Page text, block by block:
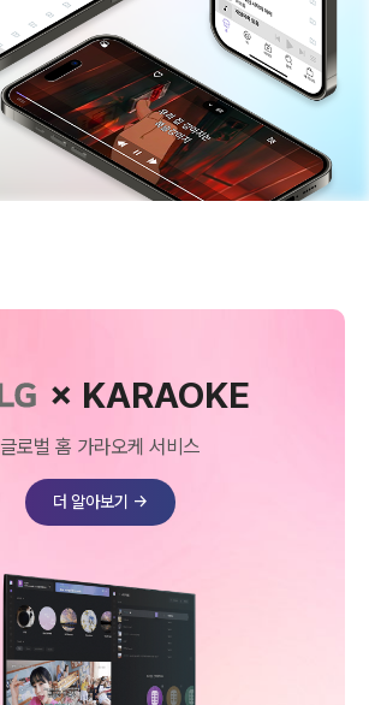
× KARAOKE
글로벌 홈 가라오케 서비스
더 알아보기 →